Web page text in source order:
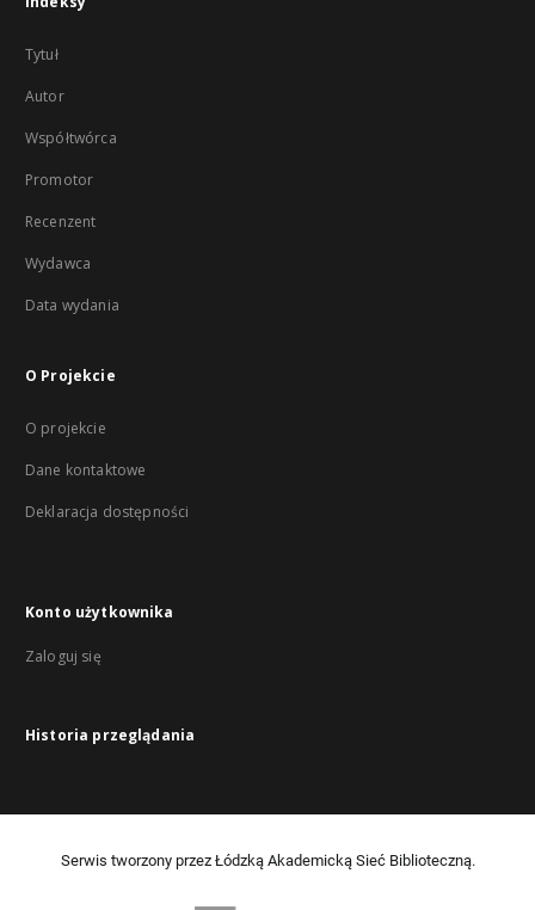
Tytuł
Autor
Współtwórca
Promotor
Recenzent
Wydawca
Data wydania
O Projekcie
O projekcie
Dane kontaktowe
Deklaracja dostępności
Konto użytkownika
Zaloguj się
Historia przeglądania
Serwis tworzony przez Łódzką Akademicką Sieć Biblioteczną.